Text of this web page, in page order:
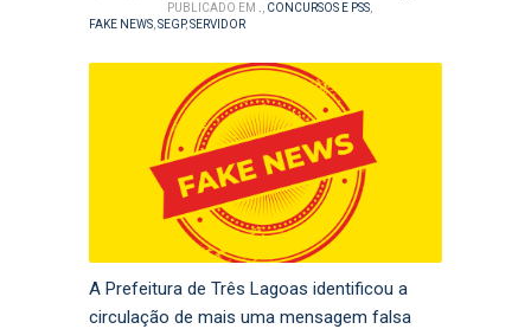
PUBLICADO EM ., CONCURSOS E PSS,
FAKE NEWS,SEGP,SERVIDOR
A Prefeitura de Três Lagoas identificou a
circulação de mais uma mensagem falsa